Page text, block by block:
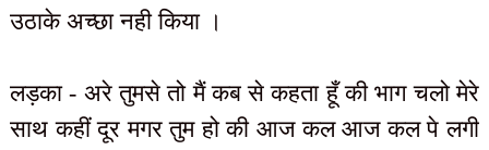
उठाके अच्छा नही किया ।
लड़का - अरे तुमसे तो मैं कब से कहता हूँ की भाग चलो मेरे
साथ कहीं दूर मगर तुम हो की आज कल आज कल पे लगी